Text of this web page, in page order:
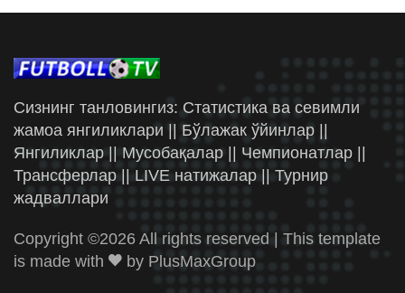
Сизнинг танловингиз: Статистика ва севимли
жамоа янгиликлари || Бўлажак ўйинлар ||
Янгиликлар || Мусобақалар || Чемпионатлар ||
Трансферлар || LIVE натижалар || Турнир
жадваллари
Copyright ©2026 All rights reserved | This template
is made with
by PlusMaxGroup